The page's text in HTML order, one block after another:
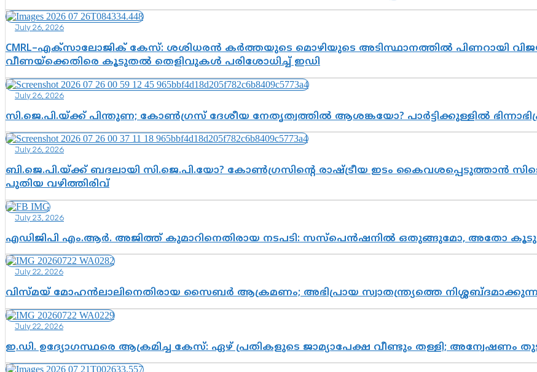
July 26, 2026
CMRL–എക്‌സാലോജിക് കേസ്: ശശിധരൻ കർത്തയുടെ മൊഴിയുടെ അടിസ്ഥാനത്തിൽ പിണറായി
വീണയ്‌ക്കെതിരെ കൂടുതൽ തെളിവുകൾ പരിശോധിച്ച് ഇഡി
July 26, 2026
സി.ജെ.പി.യ്ക്ക് പിന്തുണ; കോൺഗ്രസ് ദേശീയ നേതൃത്വത്തിൽ ആശങ്കയോ? പാർട്ടിക്കുള്ളിൽ
July 26, 2026
ബി.ജെ.പി.യ്ക്ക് ബദലായി സി.ജെ.പി.യോ? കോൺഗ്രസിന്റെ രാഷ്ട്രീയ ഇടം കൈവശപ്പെടുത്താൻ
പുതിയ വഴിത്തിരിവ്
July 23, 2026
എഡിജിപി എം.ആർ. അജിത്ത് കുമാറിനെതിരായ നടപടി: സസ്പെൻഷനിൽ ഒതുങ്ങുമോ, അതോ
July 22, 2026
വിസ്മയ് മോഹൻലാലിനെതിരായ സൈബർ ആക്രമണം; അഭിപ്രായ സ്വാതന്ത്ര്യത്തെ
July 22, 2026
ഇ.ഡി. ഉദ്യോഗസ്ഥരെ ആക്രമിച്ച കേസ്: ഏഴ് പ്രതികളുടെ ജാമ്യാപേക്ഷ വീണ്ടും തള്ളി; അന്വേഷണം